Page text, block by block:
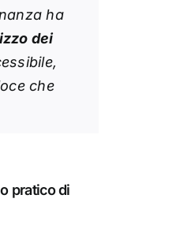
ha
dei
che
pratico di